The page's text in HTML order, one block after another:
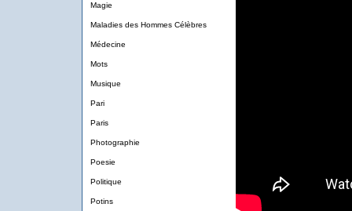
Magie
Maladies des Hommes Célèbres
Médecine
Mots
Musique
Pari
Paris
Photographie
Poesie
Politique
Potins